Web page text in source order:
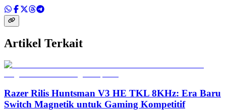
Artikel Terkait
Razer Rilis Huntsman V3 HE TKL 8KHz: Era Baru
Switch Magnetik untuk Gaming Kompetitif